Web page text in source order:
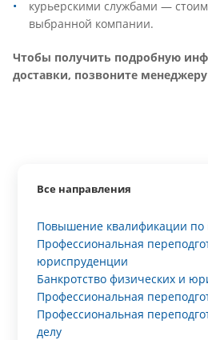
курьерскими службами —
выбранной компании.
Чтобы получить подробную
доставки, позвоните
Все направления
Повышение квалификации по
Профессиональная
юриспруденции
Банкротство физических и
Профессиональная
Профессиональная
делу